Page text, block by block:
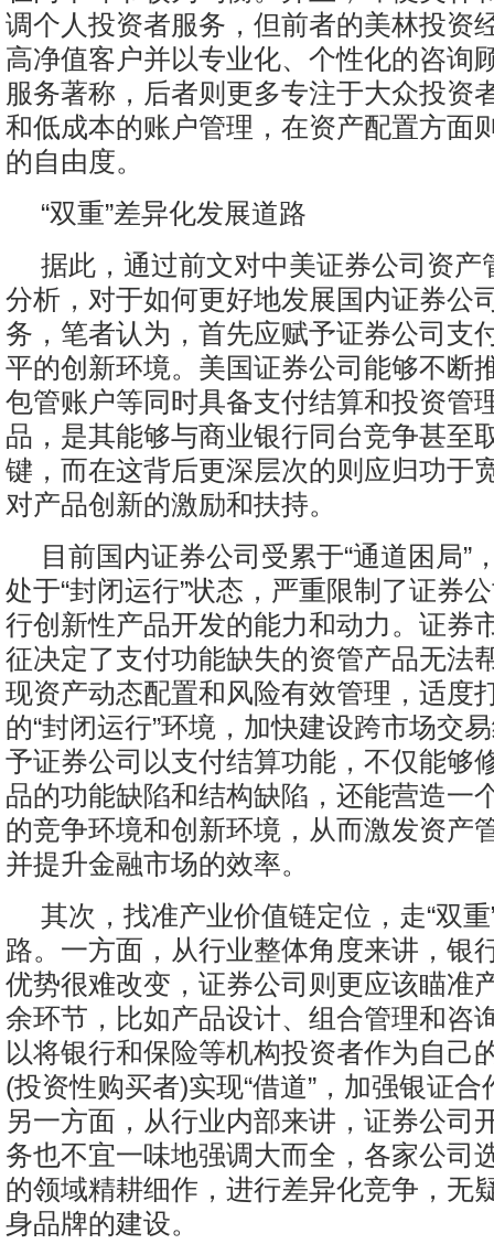
调个人投资者服务，但前者的美林投资
高净值客户并以专业化、个性化的咨询
服务著称，后者则更多专注于大众投资
和低成本的账户管理，在资产配置方面
的自由度。
“双重”差异化发展道路
据此，通过前文对中美证券公司资产
分析，对于如何更好地发展国内证券公
务，笔者认为，首先应赋予证券公司支
平的创新环境。美国证券公司能够不断
包管账户等同时具备支付结算和投资管
品，是其能够与商业银行同台竞争甚至
键，而在这背后更深层次的则应归功于
对产品创新的激励和扶持。
目前国内证券公司受累于“通道困局”
处于“封闭运行”状态，严重限制了证券
行创新性产品开发的能力和动力。证券
征决定了支付功能缺失的资管产品无法
现资产动态配置和风险有效管理，适度
的“封闭运行”环境，加快建设跨市场交
予证券公司以支付结算功能，不仅能够
品的功能缺陷和结构缺陷，还能营造一
的竞争环境和创新环境，从而激发资产
并提升金融市场的效率。
其次，找准产业价值链定位，走“双
路。一方面，从行业整体角度来讲，银
优势很难改变，证券公司则更应该瞄准
余环节，比如产品设计、组合管理和咨
以将银行和保险等机构投资者作为自己
(投资性购买者)实现“借道”，加强银证
另一方面，从行业内部来讲，证券公司
务也不宜一味地强调大而全，各家公司
的领域精耕细作，进行差异化竞争，无
身品牌的建设。